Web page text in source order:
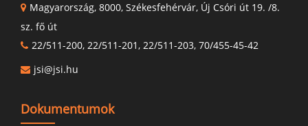
Magyarország, 8000, Székesfehérvár, Új Csóri út 19. /8.
sz. fő út
22/511-200, 22/511-201, 22/511-203, 70/455-45-42
jsi@jsi.hu
Dokumentumok